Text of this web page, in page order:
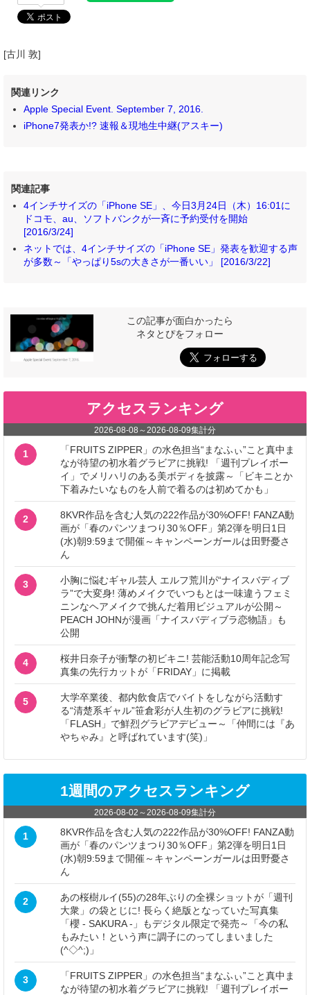
[古川 敦]
関連リンク
Apple Special Event. September 7, 2016.
iPhone7発表か!? 速報＆現地生中継(アスキー)
関連記事
4インチサイズの「iPhone SE」、今日3月24日（木）16:01に
ドコモ、au、ソフトバンクが一斉に予約受付を開始
[2016/3/24]
ネットでは、4インチサイズの「iPhone SE」発表を歓迎する声
が多数～「やっぱり5sの大きさが一番いい」 [2016/3/22]
この記事が面白かったら
ネタとぴをフォロー
アクセスランキング
2026-08-08 ～2026-08-09集計分
1
「FRUITS ZIPPER」の水色担当“まなふぃ”こと真中ま
なが待望の初水着グラビアに挑戦! 「週刊プレイボー
イ」でメリハリのある美ボディを披露～「ビキニとか
下着みたいなものを人前で着るのは初めてかも」
2
8KVR作品を含む人気の222作品が30%OFF! FANZA動
画が「春のパンツまつり30％OFF」第2弾を明日1日
(水)朝9:59まで開催～キャンペーンガールは田野憂さ
ん
3
小胸に悩むギャル芸人 エルフ荒川が“ナイスバディブ
ラ”で大変身! 薄めメイクでいつもとは一味違うフェミ
ニンなヘアメイクで挑んだ着用ビジュアルが公開～
PEACH JOHNが漫画「ナイスバディブラ恋物語」も
公開
4
桜井日奈子が衝撃の初ビキニ! 芸能活動10周年記念写
真集の先行カットが「FRIDAY」に掲載
5
大学卒業後、都内飲食店でバイトをしながら活動す
る“清楚系ギャル”笹倉彩が人生初のグラビアに挑戦!
「FLASH」で鮮烈グラビアデビュー～「仲間には『あ
やちゃみ』と呼ばれています(笑)」
1週間のアクセスランキング
2026-08-02 ～2026-08-09集計分
1
8KVR作品を含む人気の222作品が30%OFF! FANZA動
画が「春のパンツまつり30％OFF」第2弾を明日1日
(水)朝9:59まで開催～キャンペーンガールは田野憂さ
ん
2
あの桜樹ルイ(55)の28年ぶりの全裸ショットが「週刊
大衆」の袋とじに! 長らく絶版となっていた写真集
「櫻 - SAKURA -」もデジタル限定で発売～「今の私
もみたい！という声に調子にのってしまいました
(^◇^;)」
3
「FRUITS ZIPPER」の水色担当“まなふぃ”こと真中ま
なが待望の初水着グラビアに挑戦! 「週刊プレイボー